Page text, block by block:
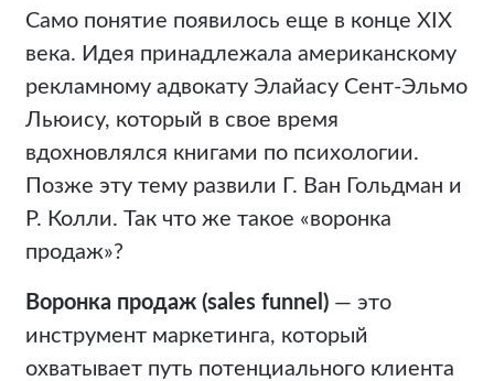
Само понятие появилось еще в конце XIX
века. Идея принадлежала американскому
рекламному адвокату Элайасу Сент-Эльмо
Льюису, который в свое время
вдохновлялся книгами по психологии.
Позже эту тему развили Г. Ван Гольдман и
Р. Колли. Так что же такое «воронка
продаж»?
Воронка продаж (sales funnel) — это
инструмент маркетинга, который
охватывает путь потенциального клиента